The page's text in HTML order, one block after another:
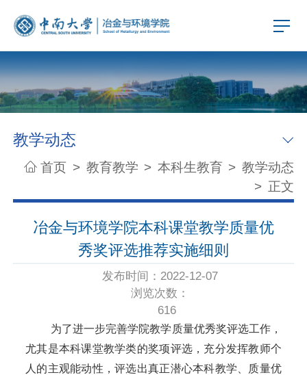
教学动态
首页 > 教育教学 > 本科生教育 > 教学动态
> 正文
冶金与环境学院本科课堂教学质量优
秀奖评选推荐实施细则
发布时间：2022-12-07
浏览次数：
616
为了进一步完善学院教学质量优秀奖评选工作，
尤其是本科课堂教学类的奖项评选，充分发挥教师个
人的主观能动性，评选出真正潜心本科教学、质量优